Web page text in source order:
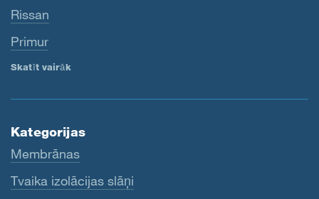
Rissan
Primur
Skatīt vairāk
Kategorijas
Membrānas
Tvaika izolācijas slāņi